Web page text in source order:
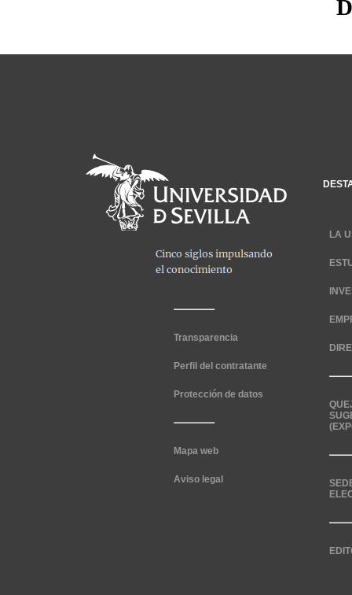
Transparencia
Perfil del contratante
Protección de datos
Mapa web
Aviso legal
LA